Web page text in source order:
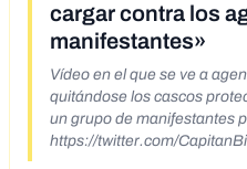
cargar contra los
manifestantes»
Vídeo en el que se ve a
quitándose los cascos
un grupo de manifestantes
https://twitter.com/